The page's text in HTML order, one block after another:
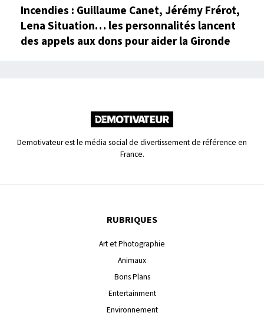
Incendies : Guillaume Canet, Jérémy Frérot,
Lena Situation… les personnalités lancent
des appels aux dons pour aider la Gironde
Demotivateur est le média social de divertissement de référence en
France.
RUBRIQUES
Art et Photographie
Animaux
Bons Plans
Entertainment
Environnement